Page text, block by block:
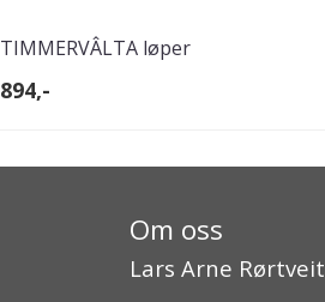
TIMMERVÂLTA løper
894,-
Om oss
Lars Arne Rørtveit